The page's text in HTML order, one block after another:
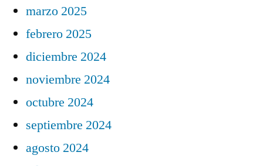
marzo 2025
febrero 2025
diciembre 2024
noviembre 2024
octubre 2024
septiembre 2024
agosto 2024